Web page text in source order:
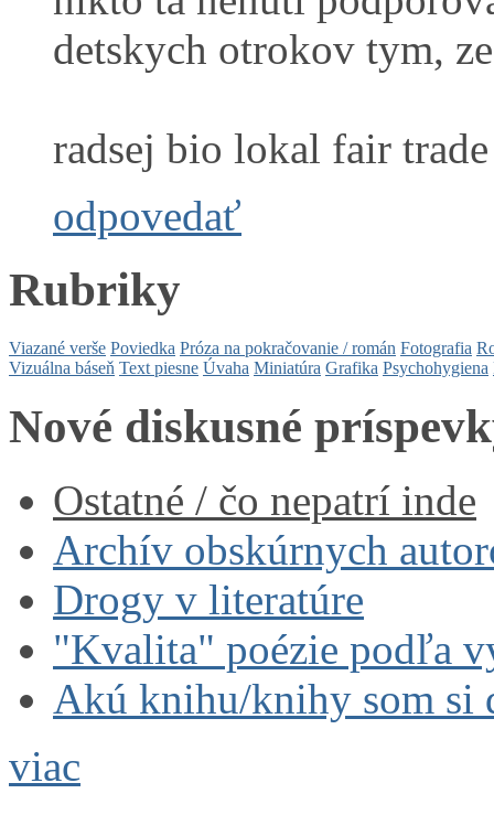
detskych otrokov tym,
radsej bio lokal fair
odpovedať
Rubriky
Viazané verše Poviedka Próza na pokračovanie / román Fotografia
Vizuálna báseň Text piesne Úvaha Miniatúra Grafika Psychohygiena
Nové diskusné
Ostatné / čo nepatrí inde
Archív obskúrnych
Drogy v literatúre
"Kvalita" poézie podľa
Akú knihu/knihy som si
viac